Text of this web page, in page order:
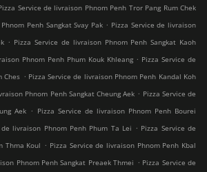
Service de livraison Phnom Penh Tror Pang Rum Chek
Penh Sangkat Svay Pak . Pizza Service de livraison
. Pizza Service de livraison Phnom Penh Sangkat Kaoh
Phnom Penh Phum Kouk Khleang . Pizza Service de
Ches . Pizza Service de livraison Phnom Penh Kandal Koh
Phnom Penh Sangkat Cheung Aek . Pizza Service de
Aek . Pizza Service de livraison Phnom Penh Bourei
de livraison Phnom Penh Phum Ta Lei . Pizza Service de
Thma Koul . Pizza Service de livraison Phnom Penh Kbal
Phnom Penh Sangkat Preaek Thmei . Pizza Service de